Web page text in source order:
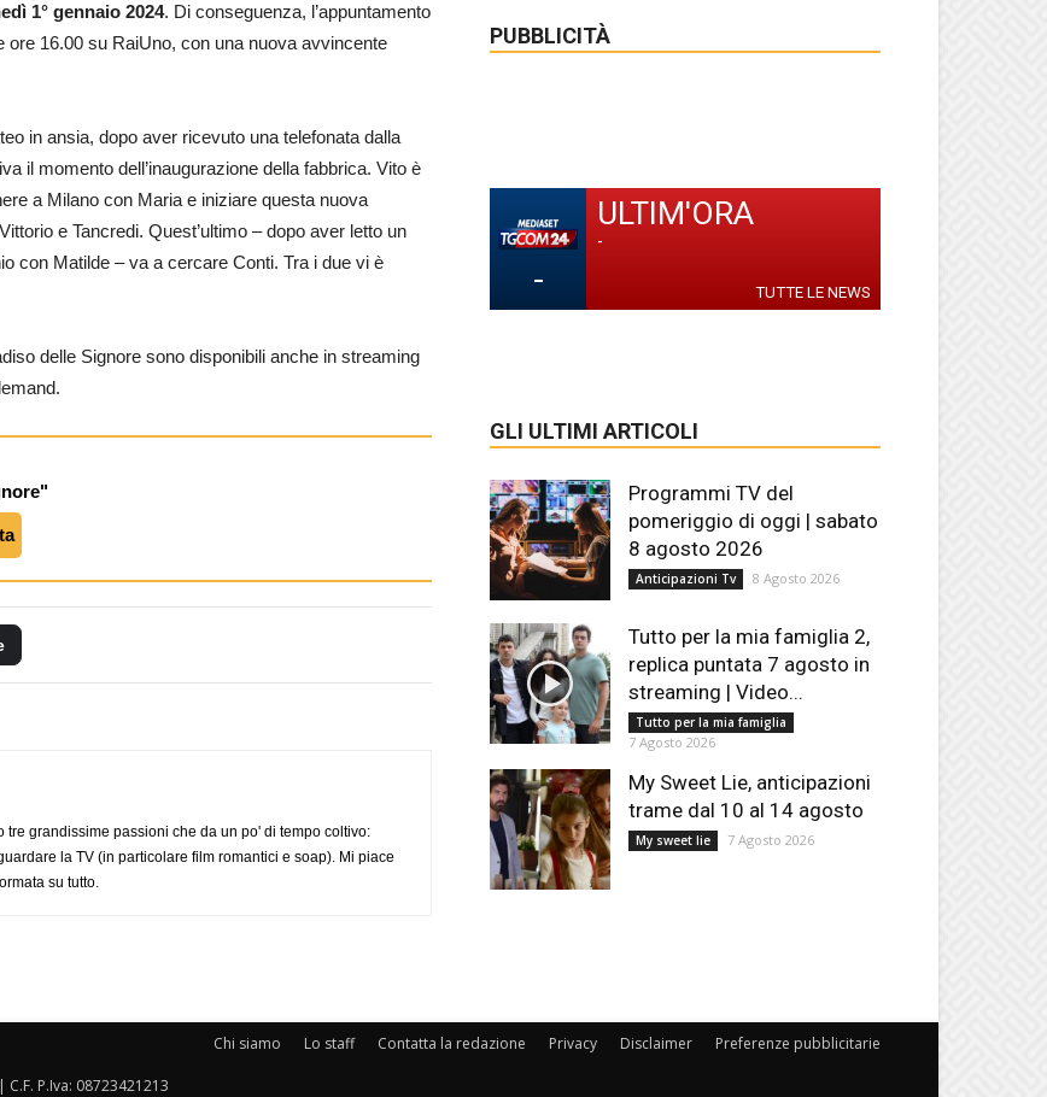
1° gennaio 2024. Di conseguenza, l’appuntamento
16.00 su RaiUno, con una nuova avvincente
in ansia, dopo aver ricevuto una telefonata dalla
il momento dell’inaugurazione della fabbrica. Vito è
a Milano con Maria e iniziare questa nuova
e Tancredi. Quest’ultimo – dopo aver letto un
con Matilde – va a cercare Conti. Tra i due vi è
delle Signore sono disponibili anche in streaming
tre grandissime passioni che da un po' di tempo coltivo:
la TV (in particolare film romantici e soap). Mi piace
su tutto.
PUBBLICITÀ
-
ULTIM'ORA
-
TUTTE LE NEWS
GLI ULTIMI ARTICOLI
Programmi TV del
pomeriggio di oggi | sabato
8 agosto 2026
Anticipazioni Tv 8 Agosto 2026
Tutto per la mia famiglia 2,
replica puntata 7 agosto in
streaming | Video...
Tutto per la mia famiglia
7 Agosto 2026
My Sweet Lie, anticipazioni
trame dal 10 al 14 agosto
My sweet lie 7 Agosto 2026
Chi siamo Lo staff Contatta la redazione Privacy Disclaimer Preferenze pubblicitarie
P.Iva: 08723421213